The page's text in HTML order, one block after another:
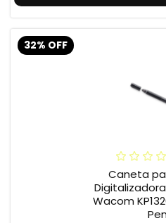
32% OFF
Caneta
Wacom
Pen